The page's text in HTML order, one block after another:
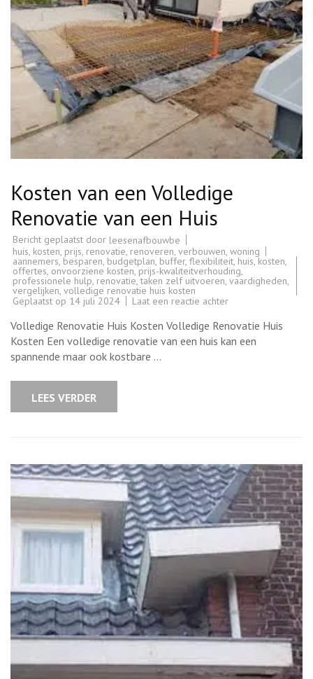
Kosten van een Volledige
Renovatie van een Huis
Bericht geplaatst door leesenafbouwbe
huis, kosten, prijs, renovatie, renoveren, verbouwen, woning
aannemers, besparen, budgetplan, buffer, flexibiliteit, huis,kosten,
offertes, onvoorziene kosten,prijs-kwaliteitverhouding,
professionele hulp, renovatie,taken zelf uitvoeren, vaardigheden,
vergelijken, volledige renovatie huis kosten
Geplaatst op 14 juli 2024 Laat een reactie achterop
een
Volledige
Renovatie
Volledige Renovatie Huis Kosten Volledige Renovatie Huis
Kosten Een volledige renovatie van een huis kan een
spannende maar ook kostbare …
LEES VERDER